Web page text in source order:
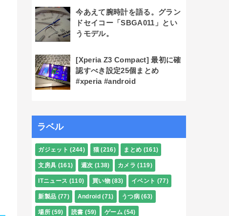
今あえて腕時計を語る。グラン
ドセイコー「SBGA011」とい
うモデル。
[Xperia Z3 Compact] 最初に確
認すべき設定25個まとめ
#xperia #android
ラベル
ガジェット (244) 猫 (216) まとめ (161)
文房具 (161) 週次 (138) カメラ (119)
ITニュース (110) 買い物 (83) イベント (77)
新製品 (77) Android (71) うつ病 (63)
場所 (59) 読書 (59) ゲーム (54)